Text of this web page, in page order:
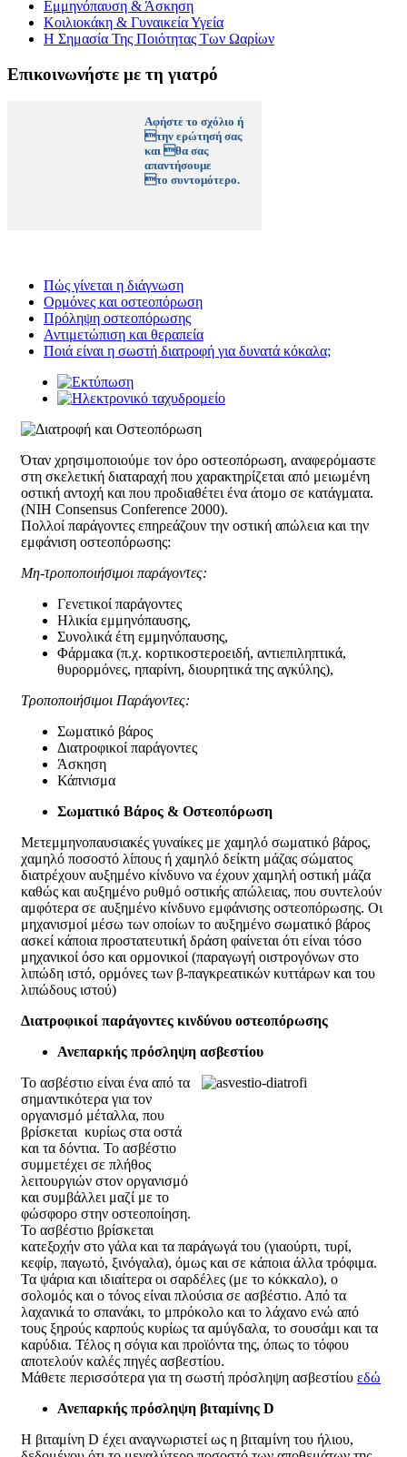
Εμμηνόπαυση & Άσκηση
Κοιλιοκάκη & Γυναικεία Υγεία
Η Σημασία Της Ποιότητας Των Ωαρίων
Επικοινωνήστε με τη γιατρό
Αφήστε το σχόλιο ή
την ερώτησή σας
και θα σας
απαντήσουμε
το συντομότερο.
Πώς γίνεται η διάγνωση
Ορμόνες και οστεοπόρωση
Πρόληψη οστεοπόρωσης
Αντιμετώπιση και θεραπεία
Ποιά είναι η σωστή διατροφή για δυνατά κόκαλα;
Όταν χρησιμοποιούμε τον όρο οστεοπόρωση, αναφερόμαστε
στη σκελετική διαταραχή που χαρακτηρίζεται από μειωμένη
οστική αντοχή και που προδιαθέτει ένα άτομο σε κατάγματα.
(NIH Consensus Conference 2000).
Πολλοί παράγοντες επηρεάζουν την οστική απώλεια και την
εμφάνιση οστεοπόρωσης:
Μη-τροποποιήσιμοι παράγοντες:
Γενετικοί παράγοντες
Ηλικία εμμηνόπαυσης,
Συνολικά έτη εμμηνόπαυσης,
Φάρμακα (π.χ. κορτικοστεροειδή, αντιεπιληπτικά,
θυρορμόνες, ηπαρίνη, διουρητικά της αγκύλης),
Τροποποιήσιμοι Παράγοντες:
Σωματικό βάρος
Διατροφικοί παράγοντες
Άσκηση
Κάπνισμα
Σωματικό Βάρος & Οστεοπόρωση
Μετεμμηνοπαυσιακές γυναίκες με χαμηλό σωματικό βάρος,
χαμηλό ποσοστό λίπους ή χαμηλό δείκτη μάζας σώματος
διατρέχουν αυξημένο κίνδυνο να έχουν χαμηλή οστική μάζα
καθώς και αυξημένο ρυθμό οστικής απώλειας, που συντελούν
αμφότερα σε αυξημένο κίνδυνο εμφάνισης οστεοπόρωσης. Οι
μηχανισμοί μέσω των οποίων το αυξημένο σωματικό βάρος
ασκεί κάποια προστατευτική δράση φαίνεται ότι είναι τόσο
μηχανικοί όσο και ορμονικοί (παραγωγή οιστρογόνων στο
λιπώδη ιστό, ορμόνες των β-παγκρεατικών κυττάρων και του
λιπώδους ιστού)
Διατροφικοί παράγοντες κινδύνου οστεοπόρωσης
Ανεπαρκής πρόσληψη ασβεστίου
Το ασβέστιο είναι ένα από τα
σημαντικότερα για τον
οργανισμό μέταλλα, που
βρίσκεται κυρίως στα οστά
και τα δόντια. Το ασβέστιο
συμμετέχει σε πλήθος
λειτουργιών στον οργανισμό
και συμβάλλει μαζί με το
φώσφορο στην οστεοποίηση.
Το ασβέστιο βρίσκεται
κατεξοχήν στο γάλα και τα παράγωγά του (γιαούρτι, τυρί,
κεφίρ, παγωτό, ξινόγαλα), όμως και σε κάποια άλλα τρόφιμα.
Τα ψάρια και ιδιαίτερα οι σαρδέλες (με το κόκκαλο), ο
σολομός και ο τόνος είναι πλούσια σε ασβέστιο. Από τα
λαχανικά το σπανάκι, το μπρόκολο και το λάχανο ενώ από
τους ξηρούς καρπούς κυρίως τα αμύγδαλα, το σουσάμι και τα
καρύδια. Τέλος η σόγια και προϊόντα της, όπως το τόφου
αποτελούν καλές πηγές ασβεστίου.
Μάθετε περισσότερα για τη σωστή πρόσληψη ασβεστίου εδώ
Ανεπαρκής πρόσληψη βιταμίνης D
H βιταμίνη D έχει αναγνωριστεί ως η βιταμίνη του ήλιου,